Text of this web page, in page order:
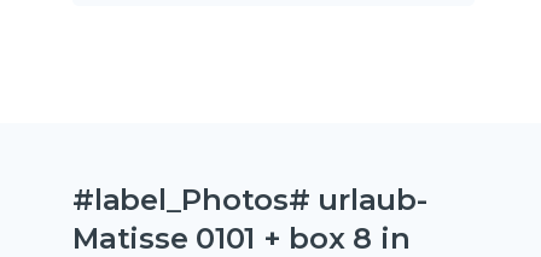
#label_Photos# urlaub-
Matisse 0101 + box 8 in